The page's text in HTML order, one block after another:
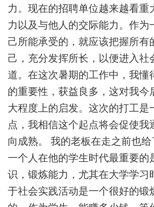
力。现在的招聘单位越来越看重
力以及与他人的交际能力。作为
己所能承受的，就应该把握所有
己，充分发挥所长，以便进入社
道。在这次暑期的工作中，我懂
的重要性，获益良多，这对我今
大程度上的启发。这次的打工是
点，我相信这个起点将会促使我
向成熟。 我的老板在走之前也给
一个人在他的学生时代最重要的
识，锻炼能力，尤其在大学学习
于社会实践活动是一个很好的锻